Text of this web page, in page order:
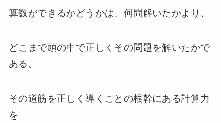
算数ができるかどうかは、何問解いたかより、
どこまで頭の中で正しくその問題を解いたかで
ある。
その道筋を正しく導くことの根幹にある計算力
を